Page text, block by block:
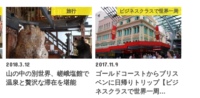
旅行
2018.3.12
山の中の別世界、嵯峨塩館で
温泉と贅沢な滞在を堪能
ビジネスクラスで世界一周
2017.11.9
ゴールドコーストからブリス
ベンに日帰りトリップ【ビジ
ネスクラスで世界一周…